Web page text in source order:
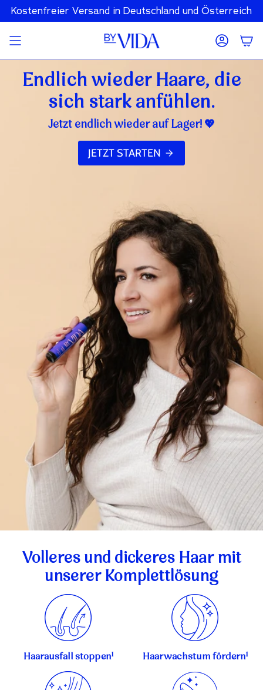
Inhalt
springen
Kostenfreier Versand in Deutschland und Österreich
solange der Vorrat reicht Happy Hair ist wieder
Konto
Endlich wieder Haare, die
sich stark anfühlen.
Jetzt endlich wieder auf Lager! 💖
JETZT STARTEN
Volleres und dickeres Haar mit
unserer Komplettlösung
Haarausfall stoppen¹ Haarwachstum fördern¹